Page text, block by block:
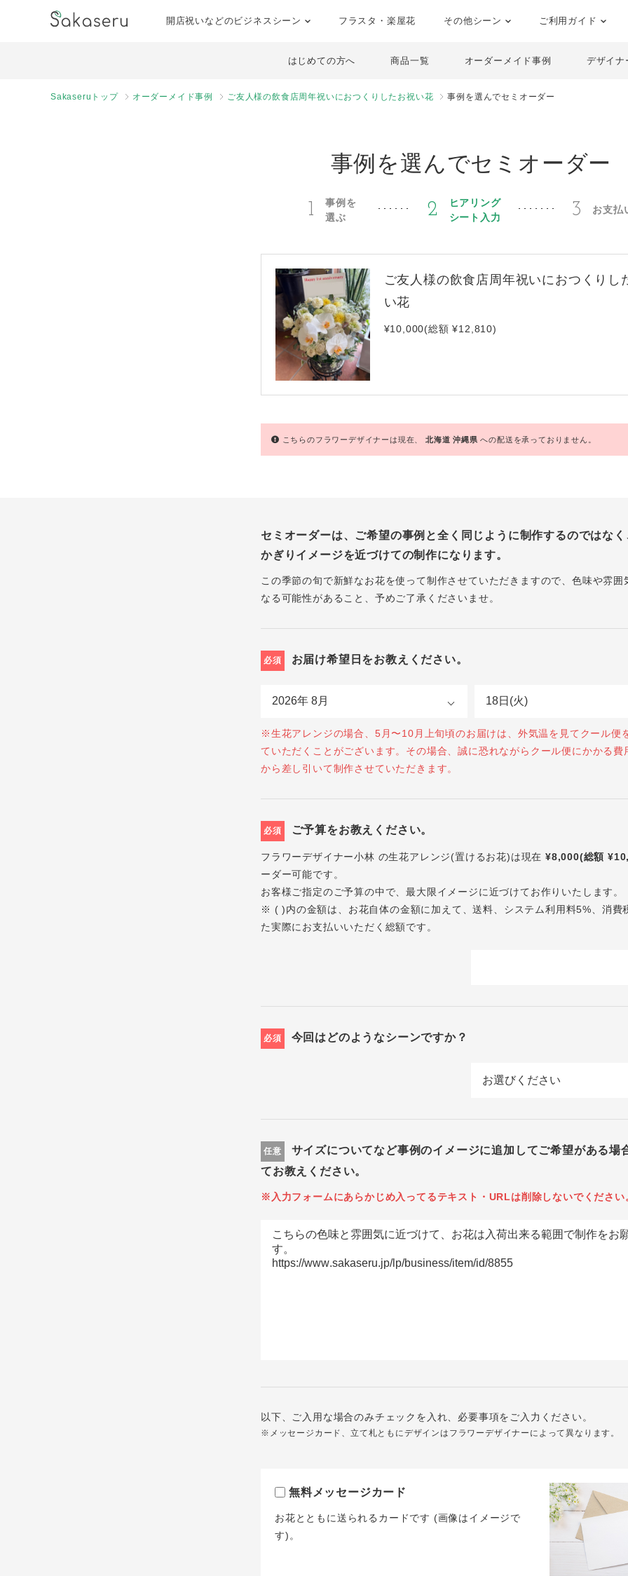
開店祝いなどのビジネスシーン フラスタ・楽屋花 その他シーン ご利用ガイド
はじめての方へ 商品一覧 オーダーメイド事例 デザイナ
Sakaseruトップ オーダーメイド事例 ご友人様の飲食店周年祝いにおつくりしたお祝い花 事例を選んでセミオーダー
事例を選んでセミオーダー
1
事例を
選ぶ
2
ヒアリング
シート入力
3 お支払
ご友人様の飲食店周年祝いにおつくりし
い花
¥10,000(総額 ¥12,810)
こちらのフラワーデザイナーは現在、北海道沖縄県への配送を承っておりません。
セミオーダーは、ご希望の事例と全く同じように制作するのではな
かぎりイメージを近づけての制作になります。
この季節の旬で新鮮なお花を使って制作させていただきますので、色味や雰囲
なる可能性があること、予めご了承くださいませ。
必須 お届け希望日をお教えください。
※生花アレンジの場合、5月〜10月上旬頃のお届けは、外気温を見てクール便
ていただくことがございます。その場合、誠に恐れながらクール便にかかる費
から差し引いて制作させていただきます。
必須 ご予算をお教えください。
フラワーデザイナー小林 の生花アレンジ(置けるお花)は現在 ¥8,000(総額
ーダー可能です。
お客様ご指定のご予算の中で、最大限イメージに近づけてお作りいたします。
※ ( )内の金額は、お花自体の金額に加えて、送料、システム利用料5%、消費
た実際にお支払いいただく総額です。
必須 今回はどのようなシーンですか？
任意
サイズについてなど事例のイメージに追加してご希望がある場
てお教えください。
※入力フォームにあらかじめ入ってるテキスト・URLは削除しないでください
以下、ご入用な場合のみチェックを入れ、必要事項をご入力ください。
※メッセージカード、立て札ともにデザインはフラワーデザイナーによって異なります。
無料メッセージカード
お花とともに送られるカードです (画像はイメージで
す)。